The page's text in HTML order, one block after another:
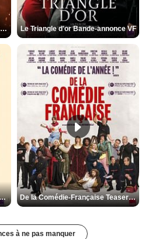
L'Odyssée Bande-annonce VO STFR Le Triangle d'or Bande-annonce VF
Bande-annonce VF De la Comédie-Française Teaser VF
à ne pas manquer